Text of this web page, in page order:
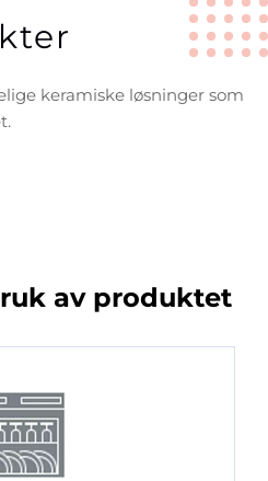
keramiske løsninger som
av produktet